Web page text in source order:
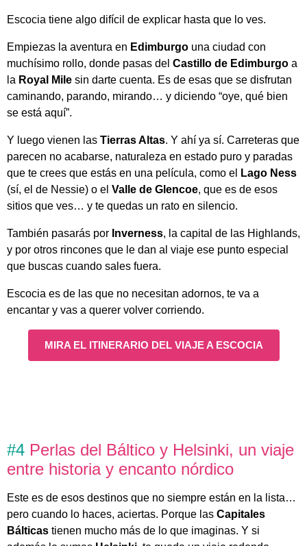
Escocia tiene algo difícil de explicar hasta que lo ves.
Empiezas la aventura en Edimburgo una ciudad con
muchísimo rollo, donde pasas del Castillo de Edimburgo a
la Royal Mile sin darte cuenta. Es de esas que se disfrutan
caminando, parando, mirando… y diciendo “oye, qué bien
se está aquí”.
Y luego vienen las Tierras Altas. Y ahí ya sí. Carreteras que
parecen no acabarse, naturaleza en estado puro y paradas
que te crees que estás en una película, como el
Lago Ness
(sí, el de Nessie) o el Valle de Glencoe, que es de esos
sitios que ves… y te quedas un rato en silencio.
También pasarás por Inverness, la capital de las Highlands,
y por otros rincones que le dan al viaje ese punto especial
que buscas cuando sales fuera.
Escocia es de las que no necesitan adornos, te va a
encantar y vas a querer volver corriendo.
MIRA EL ITINERARIO DEL VIAJE A ESCOCIA
#4 Perlas del Báltico y Helsinki, un viaje
entre historia y encanto nórdico
Este es de esos destinos que no siempre están en la lista…
pero cuando lo haces, aciertas. Porque las Capitales
Bálticas tienen mucho más de lo que imaginas. Y si